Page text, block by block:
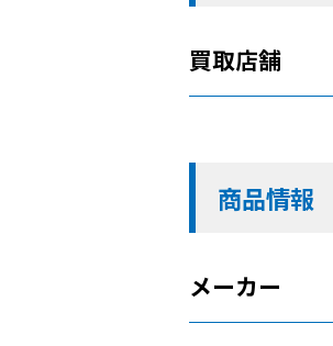
買取店舗
商品情報
メーカー